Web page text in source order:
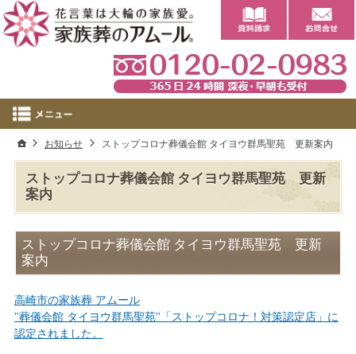
ストップコロナ葬儀会館 タイヨウ群馬聖苑 更新
案内
ストップコロナ葬儀会館 タイヨウ群馬聖苑 更新
案内
高崎市の家族葬 アムール
"葬儀会館 タイヨウ群馬聖苑"「ストップコロナ！対策認定店」に
認定されました。
ホーム
お知らせ ストップコロナ葬儀会館 タイヨウ群馬聖苑 更新案内